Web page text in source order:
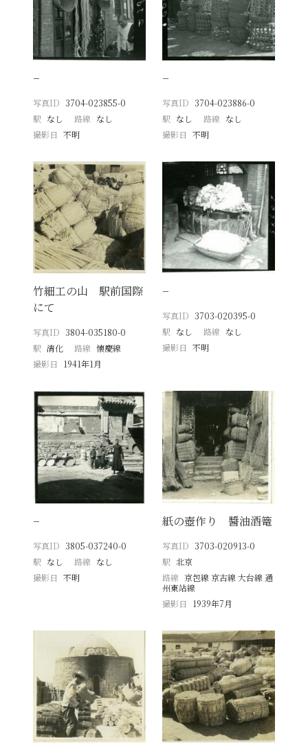
−
写真ID 3704-023855-0
駅 なし 路線 なし
撮影日
不明
−
写真ID 3704-023886-0
駅 なし 路線 なし
撮影日 不明
竹細工の山 駅前国際
にて
写真ID 3804-035180-0
駅 清化 路線 懐慶線
撮影日
1941年1月
−
写真ID 3703-020395-0
駅 なし 路線 なし
撮影日 不明
−
写真ID 3805-037240-0
駅 なし 路線 なし
撮影日
不明
紙の壺作り 醬油酒篭
写真ID 3703-020913-0
駅 北京
路線 京包線 京古線 大台線 通
州東站線
撮影日
1939年7月